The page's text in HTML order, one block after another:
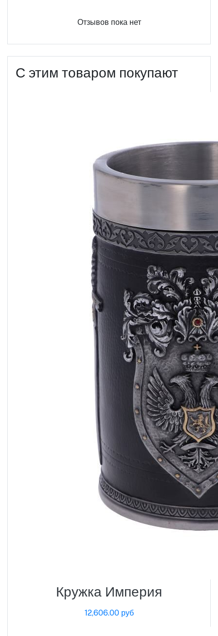
Отзывов пока нет
С этим товаром покупают
Кружка Империя
12,606.00 руб